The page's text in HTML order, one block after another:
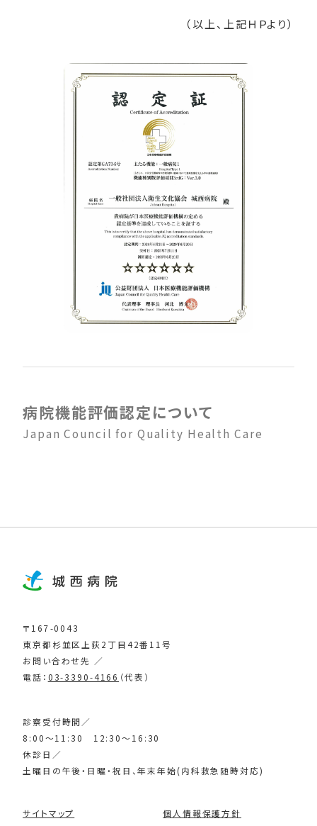
病院機能評価認定について
Japan Council for Quality Health Care
（以上、上記ＨＰより）
〒167-0043
東京都杉並区上荻2丁目42番11号
お問い合わせ先 ／
電話： 03-3390-4166 （代表）
診察受付時間／
8:00～11:30 12:30～16:30
休診日／
土曜日の午後・日曜・祝日、年末年始(内科救急随時対応)
サイトマップ 個人情報保護方針